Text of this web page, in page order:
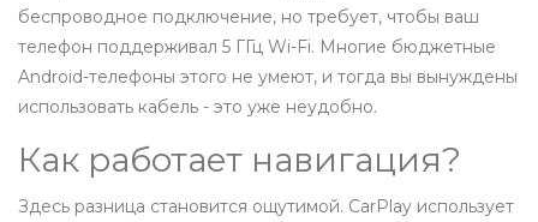
беспроводное подключение, но требует, чтобы ваш
телефон поддерживал 5 ГГц Wi-Fi. Многие бюджетные
Android-телефоны этого не умеют, и тогда вы вынуждены
использовать кабель - это уже неудобно.
Как работает навигация?
Здесь разница становится ощутимой. CarPlay использует